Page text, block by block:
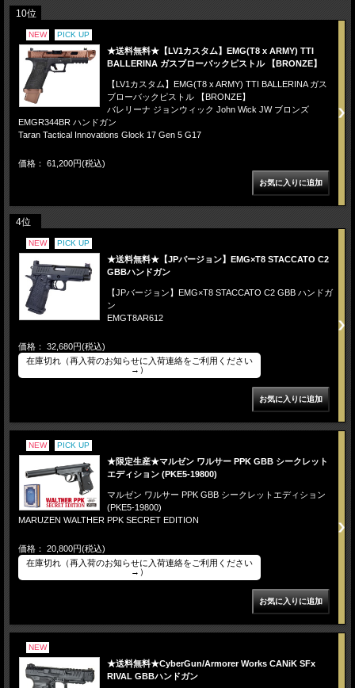
10位
NEW PICK UP
★送料無料★【LV1カスタム】EMG(T8 x ARMY) TTI
BALLERINA ガスブローバックピストル 【BRONZE】
【LV1カスタム】EMG(T8 x ARMY) TTI BALLERINA ガス
ブローバックピストル 【BRONZE】
バレリーナ ジョンウィック John Wick JW ブロンズ
EMGR344BR ハンドガン
Taran Tactical Innovations Glock 17 Gen 5 G17
価格： 61,200円(税込)
4位
NEW PICK UP
★送料無料★【JPバージョン】EMG×T8 STACCATO C2
GBBハンドガン
【JPバージョン】EMG×T8 STACCATO C2 GBB ハンドガ
ン
EMGT8AR612
価格： 32,680円(税込)
在庫切れ（再入荷のお知らせに入荷連絡をご利用ください
→）
NEW PICK UP
★限定生産★マルゼン ワルサー PPK GBB シークレット
エディション (PKE5-19800)
マルゼン ワルサー PPK GBB シークレットエディション
(PKE5-19800)
MARUZEN WALTHER PPK SECRET EDITION
価格： 20,800円(税込)
在庫切れ（再入荷のお知らせに入荷連絡をご利用ください
→）
NEW
★送料無料★CyberGun/Armorer Works CANiK SFx
RIVAL GBBハンドガン